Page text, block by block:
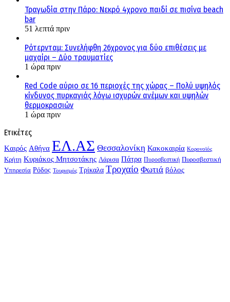
Τραγωδία στην Πάρο: Νεκρό 4χρονο παιδί σε πισίνα beach
bar
51 λεπτά πριν
Ρότερνταμ: Συνελήφθη 26χρονος για δύο επιθέσεις με
μαχαίρι – Δύο τραυματίες
1 ώρα πριν
Red Code αύριο σε 16 περιοχές της χώρας – Πολύ υψηλός
κίνδυνος πυρκαγιάς λόγω ισχυρών ανέμων και υψηλών
θερμοκρασιών
1 ώρα πριν
Ετικέτες
Kαιρός Αθήνα ΕΛ.ΑΣ Θεσσαλονίκη Κακοκαιρία Κορονοϊός
Κρήτη Κυριάκος Μητσοτάκης Λάρισα Πάτρα Πυροσβεστική Πυροσβεστική
Υπηρεσία Ρόδος Τουρισμός Τρίκαλα Τροχαίο Φωτιά βόλος